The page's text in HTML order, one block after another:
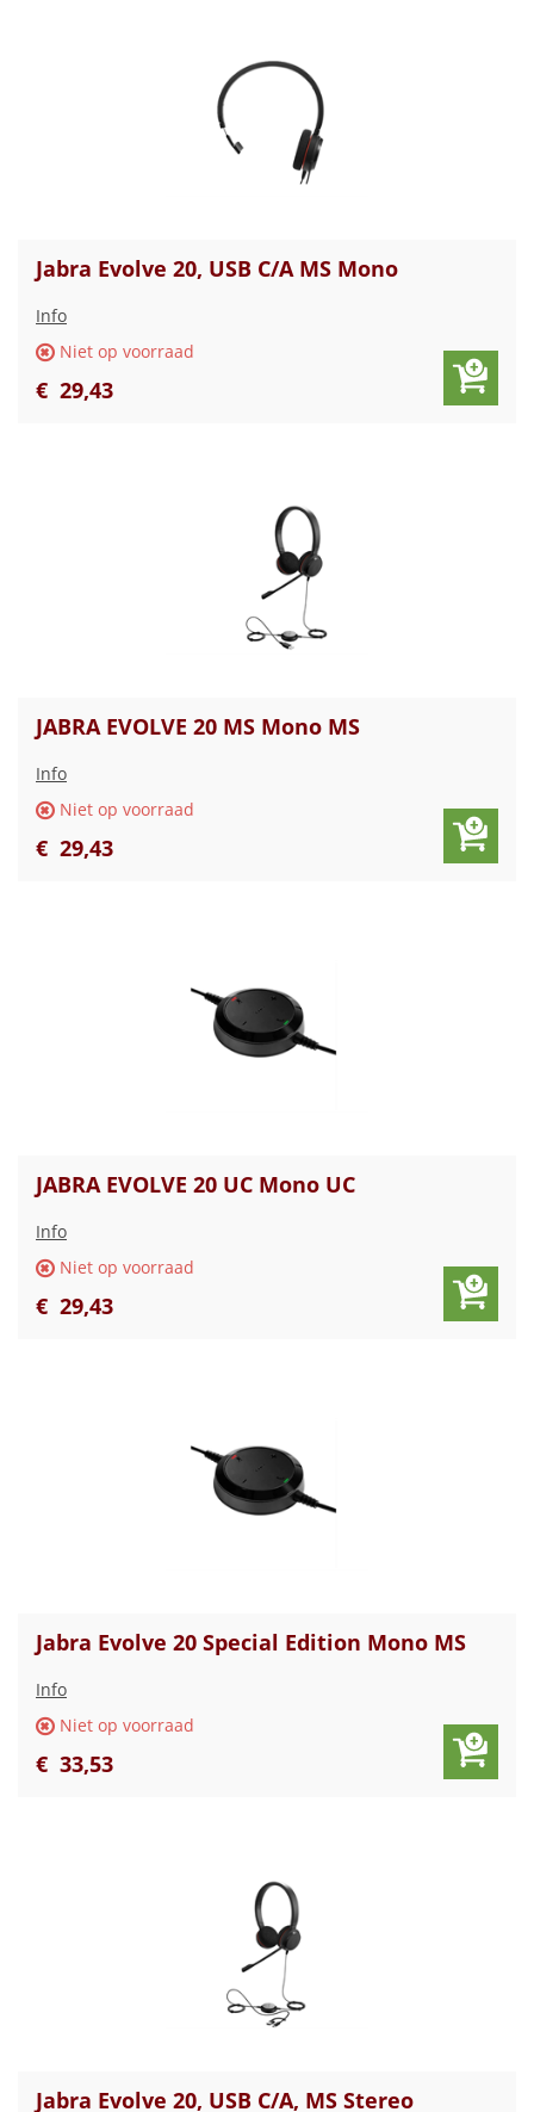
Jabra Evolve 20, USB C/A MS Mono
Info
Niet op voorraad
€ 29,43
JABRA EVOLVE 20 MS Mono MS
Info
Niet op voorraad
€ 29,43
JABRA EVOLVE 20 UC Mono UC
Info
Niet op voorraad
€ 29,43
Jabra Evolve 20 Special Edition Mono MS
Info
Niet op voorraad
€ 33,53
Jabra Evolve 20, USB C/A, MS Stereo